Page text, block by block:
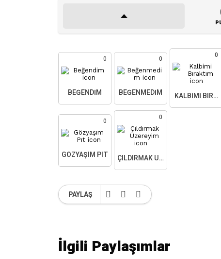
0
BEĞENDIM
0
BEĞENMEDIM
0
KALBIMI
0
GÖZYAŞIM PIT
0
ÇILDIRMAK ÜZEREYIM
PAYLAŞ
İlgili Paylaşımlar